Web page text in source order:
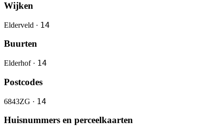
Wijken
Elderveld · 14
Buurten
Elderhof · 14
Postcodes
6843ZG · 14
Huisnummers en perceelkaarten